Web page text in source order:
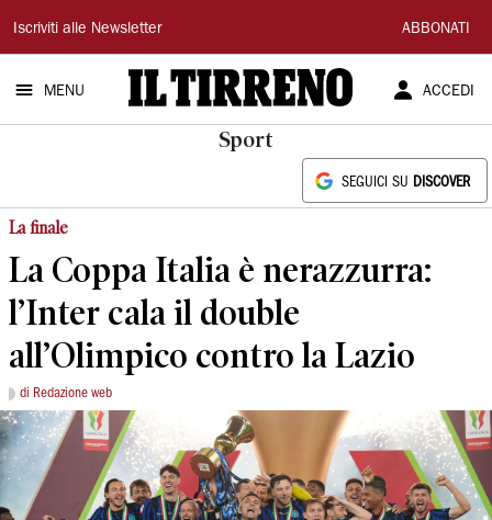
Il
Tirreno
Iscriviti alle Newsletter ABBONATI
MENU ACCEDI
Sport
SEGUICI SU DISCOVER
La finale
La Coppa Italia è nerazzurra:
l’Inter cala il double
all’Olimpico contro la Lazio
di Redazione web